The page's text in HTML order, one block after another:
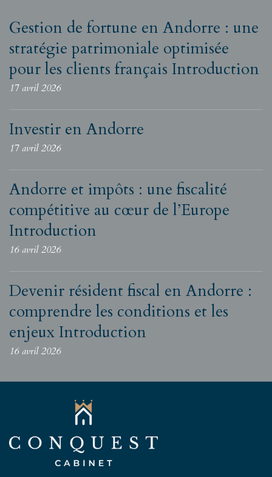
Gestion de fortune en Andorre : une
stratégie patrimoniale optimisée
pour les clients français Introduction
17 avril 2026
Investir en Andorre
17 avril 2026
Andorre et impôts : une fiscalité
compétitive au cœur de l’Europe
Introduction
16 avril 2026
Devenir résident fiscal en Andorre :
comprendre les conditions et les
enjeux Introduction
16 avril 2026